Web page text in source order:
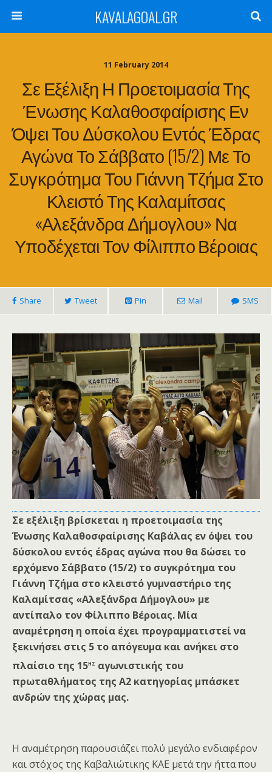
KAVALAGOAL.GR
11 February 2014
Σε Εξέλιξη Η Προετοιμασία Της
Ένωσης Καλαθοσφαίρισης Εν
Όψει Του Δύσκολου Εντός Έδρας
Αγώνα Το Σάββατο (15/2) Με Το
Συγκρότημα Του Γιάννη Τζήμα Στο
Κλειστό Της Καλαμίτσας
«Αλεξάνδρα Δήμογλου» Να
Υποδέχεται Τον Φίλιππο Βέροιας
Share Tweet Pin Mail SMS
Σε εξέλιξη βρίσκεται η προετοιμασία της
Ένωσης Καλαθοσφαίρισης Καβάλας εν όψει του
δύσκολου εντός έδρας αγώνα που θα δώσει το
ερχόμενο Σάββατο (15/2) το συγκρότημα του
Γιάννη Τζήμα στο κλειστό γυμναστήριο της
Καλαμίτσας «Αλεξάνδρα Δήμογλου» με
αντίπαλο τον Φίλιππο Βέροιας. Μία
αναμέτρηση η οποία έχει προγραμματιστεί να
ξεκινήσει στις 5 το απόγευμα και ανήκει στο
πλαίσιο της 15ης αγωνιστικής του
πρωταθλήματος της Α2 κατηγορίας μπάσκετ
ανδρών της χώρας μας.
Η αναμέτρηση παρουσιάζει πολύ μεγάλο ενδιαφέρον
και στόχος της Καβαλιώτικης ΚΑΕ μετά την ήττα που